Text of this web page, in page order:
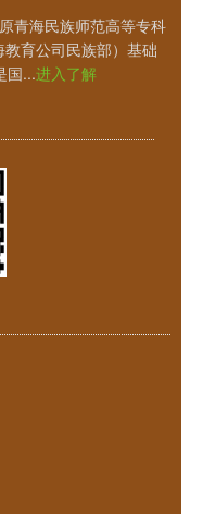
青海民族师范高等专科
育公司民族部）基础
国...进入了解